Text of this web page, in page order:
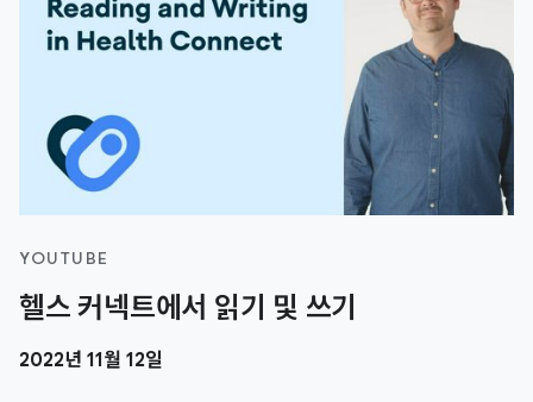
YOUTUBE
헬스 커넥트에서 읽기 및 쓰기
2022년 11월 12일